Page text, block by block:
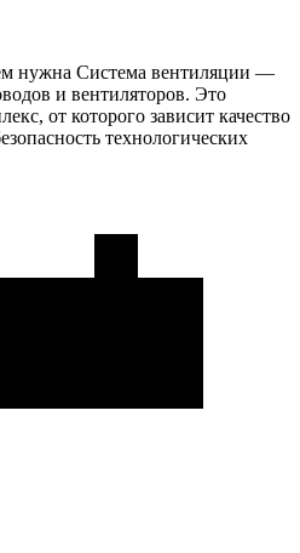
нужна Система вентиляции —
и вентиляторов. Это
от которого зависит качество
технологических